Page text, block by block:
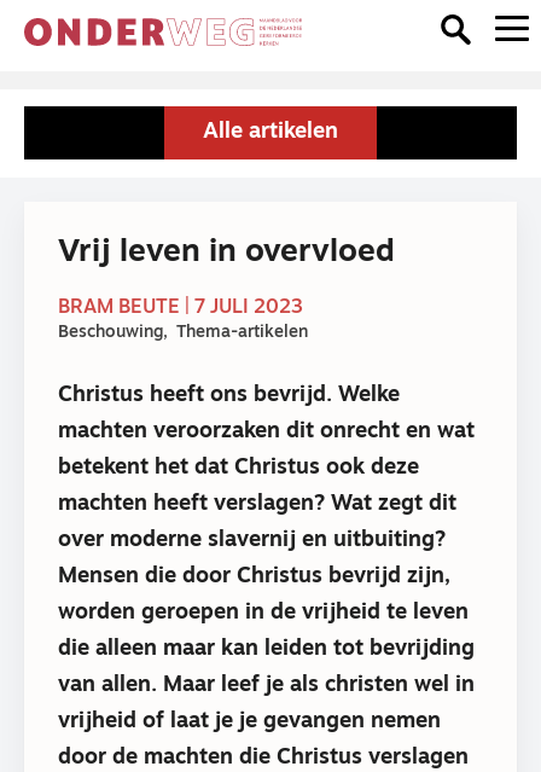
Alle artikelen
Vrij leven in overvloed
BRAM BEUTE | 7 JULI 2023
Beschouwing Thema-artikelen
Christus heeft ons bevrijd. Welke
machten veroorzaken dit onrecht en wat
betekent het dat Christus ook deze
machten heeft verslagen? Wat zegt dit
over moderne slavernij en uitbuiting?
Mensen die door Christus bevrijd zijn,
worden geroepen in de vrijheid te leven
die alleen maar kan leiden tot bevrijding
van allen. Maar leef je als christen wel in
vrijheid of laat je je gevangen nemen
door de machten die Christus verslagen